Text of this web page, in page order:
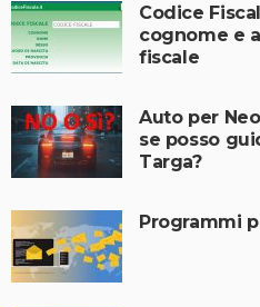
Codice
cognome e
fiscale
Auto per
se posso
Targa?
Programmi